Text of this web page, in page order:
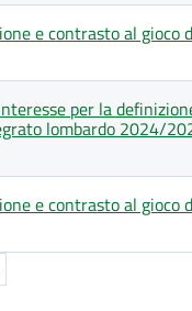
e contrasto al
per la
lombardo 2024/
e contrasto al gioco